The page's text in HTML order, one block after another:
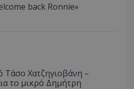
back Ronnie»
Χατζηγιοβάνη –
το μικρό Δημήτρη